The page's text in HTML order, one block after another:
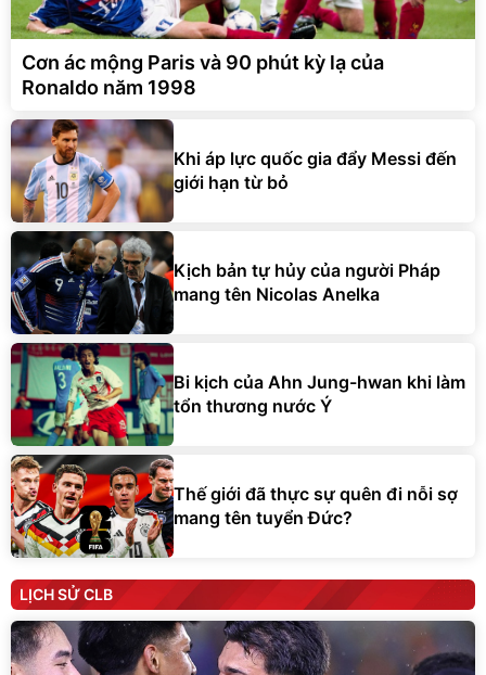
Cơn ác mộng Paris và 90 phút kỳ lạ của
Ronaldo năm 1998
Khi áp lực quốc gia đẩy Messi đến
giới hạn từ bỏ
Kịch bản tự hủy của người Pháp
mang tên Nicolas Anelka
Bi kịch của Ahn Jung-hwan khi làm
tổn thương nước Ý
Thế giới đã thực sự quên đi nỗi sợ
mang tên tuyển Đức?
LỊCH SỬ CLB